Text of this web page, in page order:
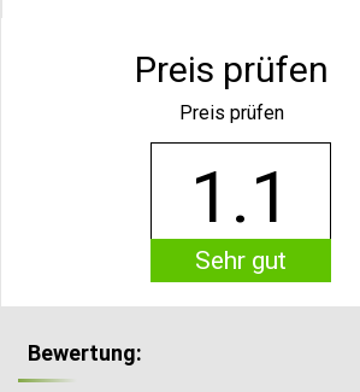
Preis prüfen
Preis prüfen
1.1
Sehr gut
Bewertung: